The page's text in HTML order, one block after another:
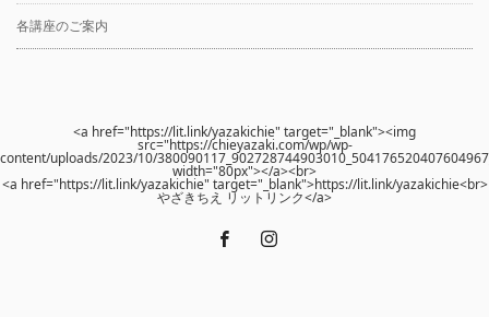
各講座のご案内
<a href="https://lit.link/yazakichie" target="_blank"><img
src="https://chieyazaki.com/wp/wp-
content/uploads/2023/10/
width="80px"></a><br>
<a href="https://lit.link/yazakichie" target="_blank">https://lit.link/yazakichie<br>
やざきちえ リットリンク</a>
Facebook